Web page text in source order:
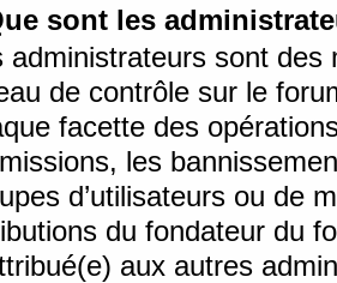
sont les
administrateurs sont
de contrôle sur le
facette des
les
d’utilisateurs ou de
du fondateur du
aux autres